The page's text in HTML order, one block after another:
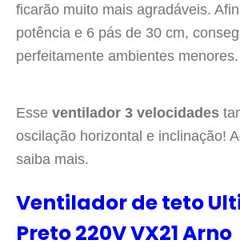
ficarão muito mais agradáveis.
potência e 6 pás de 30 cm,
perfeitamente ambientes menores.
Esse ventilador 3 velocidades
oscilação horizontal e inclinação!
saiba mais.
Ventilador de teto
Preto 220V VX21 Arno